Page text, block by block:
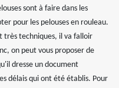
sont à faire dans les
pour les pelouses en rouleau.
très techniques, il va falloir
on peut vous proposer de
dresse un document
délais qui ont été établis. Pour